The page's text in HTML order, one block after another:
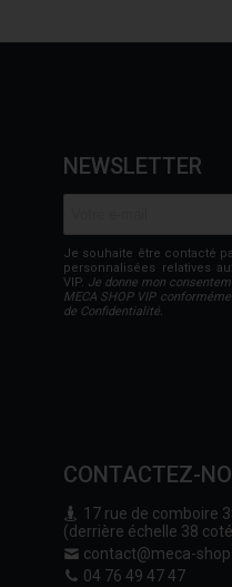
NEWSLETTER
Je souhaite être contacté
personnalisées relatives
VIP. Je donne mon
MECA SHOP VIP
de Confidentialité.
CONTACTEZ-
17 rue de comboire
(derrière échelle 38
contact@meca-
04 76 49 47 47